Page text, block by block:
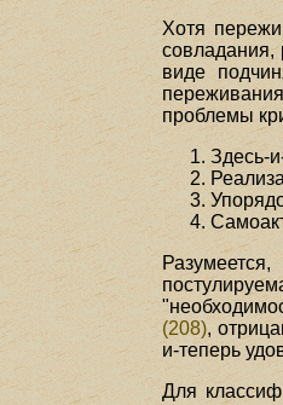
Хотя
совладания,
виде
проблемы
Здесь-
(208),
и-теперь
Для